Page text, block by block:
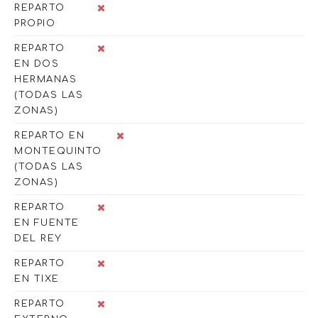
REPARTO
PROPIO
REPARTO
EN DOS
HERMANAS
(TODAS LAS
ZONAS)
REPARTO EN
MONTEQUINTO
(TODAS LAS
ZONAS)
REPARTO
EN FUENTE
DEL REY
REPARTO
EN TIXE
REPARTO